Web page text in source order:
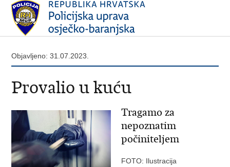
Objavljeno: 31.07.2023.
Provalio u kuću
Tragamo za
nepoznatim
počiniteljem
FOTO: Ilustracija